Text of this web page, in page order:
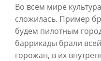
Во всем мире
сложилась. Пример
будем пилотным
баррикады брали
горожан, в их